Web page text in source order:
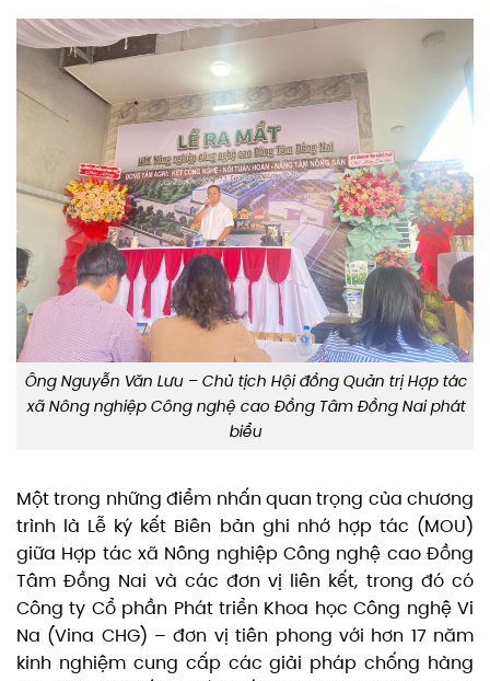
Ông Nguyễn Văn Lưu – Chủ tịch Hội đồng Quản trị Hợp tác
xã Nông nghiệp Công nghệ cao Đồng Tâm Đồng Nai phát
biểu
Một trong những điểm nhấn quan trọng của chương
trình là Lễ ký kết Biên bản ghi nhớ hợp tác (MOU)
giữa Hợp tác xã Nông nghiệp Công nghệ cao Đồng
Tâm Đồng Nai và các đơn vị liên kết, trong đó có
Công ty Cổ phần Phát triển Khoa học Công nghệ Vi
Na (Vina CHG) – đơn vị tiên phong với hơn 17 năm
kinh nghiệm cung cấp các giải pháp chống hàng